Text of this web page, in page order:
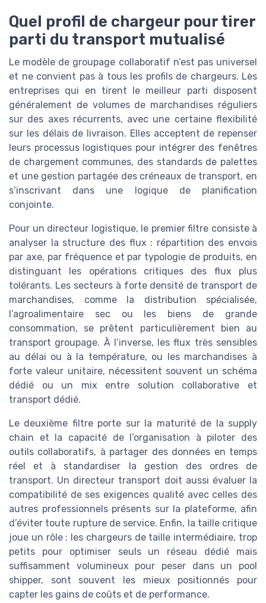
Quel profil de chargeur pour tirer
parti du transport mutualisé
Le modèle de groupage collaboratif n’est pas universel
et ne convient pas à tous les profils de chargeurs. Les
entreprises qui en tirent le meilleur parti disposent
généralement de volumes de marchandises réguliers
sur des axes récurrents, avec une certaine flexibilité
sur les délais de livraison. Elles acceptent de repenser
leurs processus logistiques pour intégrer des fenêtres
de chargement communes, des standards de palettes
et une gestion partagée des créneaux de transport, en
s’inscrivant dans une logique de planification
conjointe.
Pour un directeur logistique, le premier filtre consiste à
analyser la structure des flux : répartition des envois
par axe, par fréquence et par typologie de produits, en
distinguant les opérations critiques des flux plus
tolérants. Les secteurs à forte densité de transport de
marchandises, comme la distribution spécialisée,
l’agroalimentaire sec ou les biens de grande
consommation, se prêtent particulièrement bien au
transport groupage. À l’inverse, les flux très sensibles
au délai ou à la température, ou les marchandises à
forte valeur unitaire, nécessitent souvent un schéma
dédié ou un mix entre solution collaborative et
transport dédié.
Le deuxième filtre porte sur la maturité de la supply
chain et la capacité de l’organisation à piloter des
outils collaboratifs, à partager des données en temps
réel et à standardiser la gestion des ordres de
transport. Un directeur transport doit aussi évaluer la
compatibilité de ses exigences qualité avec celles des
autres professionnels présents sur la plateforme, afin
d’éviter toute rupture de service. Enfin, la taille critique
joue un rôle : les chargeurs de taille intermédiaire, trop
petits pour optimiser seuls un réseau dédié mais
suffisamment volumineux pour peser dans un pool
shipper, sont souvent les mieux positionnés pour
capter les gains de coûts et de performance.